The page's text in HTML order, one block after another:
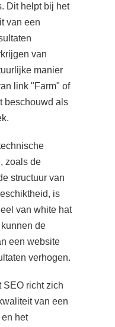
Dit helpt bij het
van een
van
manier
link "Farm" of
beschouwd als
zoals de
structuur van
is
van white hat
de
een website
verhogen.
SEO richt zich
van een
het